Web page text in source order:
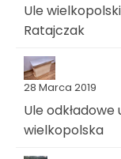
Ule
Ratajczak
28 Marca 2019
Ule
wielkopolska